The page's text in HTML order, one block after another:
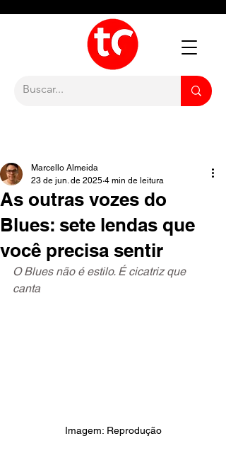
As outras vozes do
Blues: sete lendas que
você precisa sentir
Marcello Almeida
23 de jun. de 2025 4 min de leitura
O Blues não é estilo. É cicatriz que
canta
Imagem: Reprodução